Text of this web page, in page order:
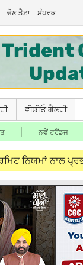
ਚੋਣ ਡੈਟਾ ਸੰਪਰਕ
ਵੀਡੀਓ ਗੈਲਰੀ
ਨਵੇਂ ਟਰੈਂਡਜ
ਪ੍ਰਭਾਵਿਤ